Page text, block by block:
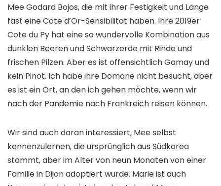
Mee Godard Bojos, die mit ihrer Festigkeit und Länge
fast eine Cote d’Or-Sensibilität haben. Ihre 2019er
Cote du Py hat eine so wundervolle Kombination aus
dunklen Beeren und Schwarzerde mit Rinde und
frischen Pilzen. Aber es ist offensichtlich Gamay und
kein Pinot. Ich habe ihre Domäne nicht besucht, aber
es ist ein Ort, an den ich gehen möchte, wenn wir
nach der Pandemie nach Frankreich reisen können.
Wir sind auch daran interessiert, Mee selbst
kennenzulernen, die ursprünglich aus Südkorea
stammt, aber im Alter von neun Monaten von einer
Familie in Dijon adoptiert wurde. Marie ist auch